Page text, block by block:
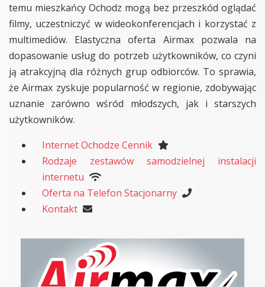
temu mieszkańcy Ochodz mogą bez przeszkód oglądać
filmy, uczestniczyć w wideokonferencjach i korzystać z
multimediów. Elastyczna oferta Airmax pozwala na
dopasowanie usług do potrzeb użytkowników, co czyni
ją atrakcyjną dla różnych grup odbiorców. To sprawia,
że Airmax zyskuje popularność w regionie, zdobywając
uznanie zarówno wśród młodszych, jak i starszych
użytkowników.
Internet Ochodze Cennik
Rodzaje zestawów samodzielnej instalacji
internetu
Oferta na Telefon Stacjonarny
Kontakt